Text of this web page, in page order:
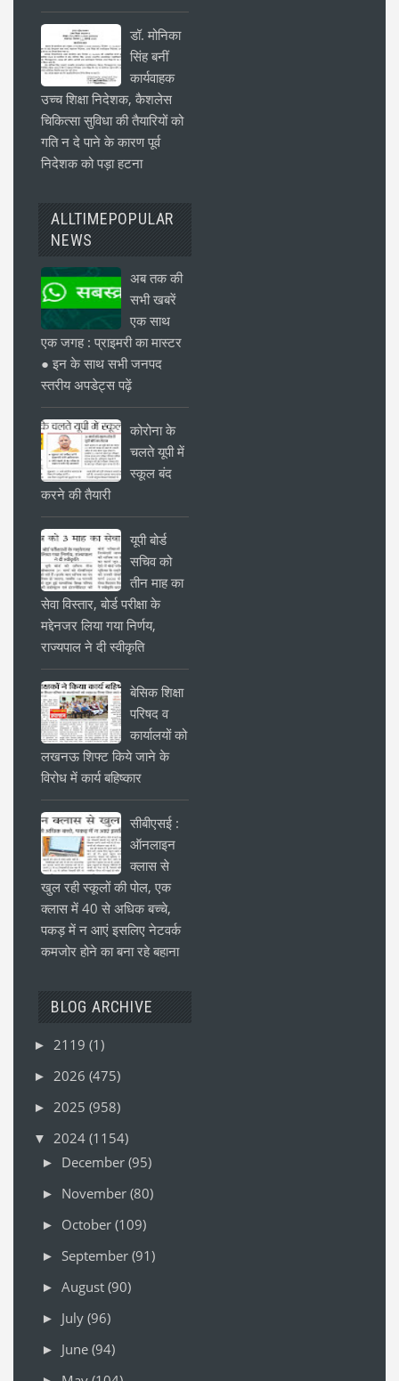
डॉ. मोनिका
सिंह बनीं
कार्यवाहक
उच्च शिक्षा निदेशक, कैशलेस
चिकित्सा सुविधा की तैयारियों को
गति न दे पाने के कारण पूर्व
निदेशक को पड़ा हटना
ALLTIMEPOPULAR
NEWS
अब तक की
सभी खबरें
एक साथ
एक जगह : प्राइमरी का मास्टर
● इन के साथ सभी जनपद
स्तरीय अपडेट्स पढ़ें
कोरोना के
चलते यूपी में
स्कूल बंद
करने की तैयारी
यूपी बोर्ड
सचिव को
तीन माह का
सेवा विस्तार, बोर्ड परीक्षा के
मद्देनजर लिया गया निर्णय,
राज्यपाल ने दी स्वीकृति
बेसिक शिक्षा
परिषद व
कार्यालयों को
लखनऊ शिफ्ट किये जाने के
विरोध में कार्य बहिष्कार
सीबीएसई :
ऑनलाइन
क्लास से
खुल रही स्कूलों की पोल, एक
क्लास में 40 से अधिक बच्चे,
पकड़ में न आएं इसलिए नेटवर्क
कमजोर होने का बना रहे बहाना
BLOG ARCHIVE
► 2119 (1)
► 2026 (475)
► 2025 (958)
▼ 2024 (1154)
► December (95)
► November (80)
► October (109)
► September (91)
► August (90)
► July (96)
► June (94)